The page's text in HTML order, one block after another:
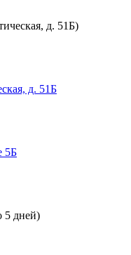
д. 51Б)
д. 51Б
5Б
5 дней)